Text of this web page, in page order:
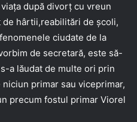
după divorț cu vreun
hârtii,reabilitări de școli,
ciudate de la
de secretară, este să-
a lăudat de multe ori prin
primar sau viceprimar,
precum fostul primar Viorel